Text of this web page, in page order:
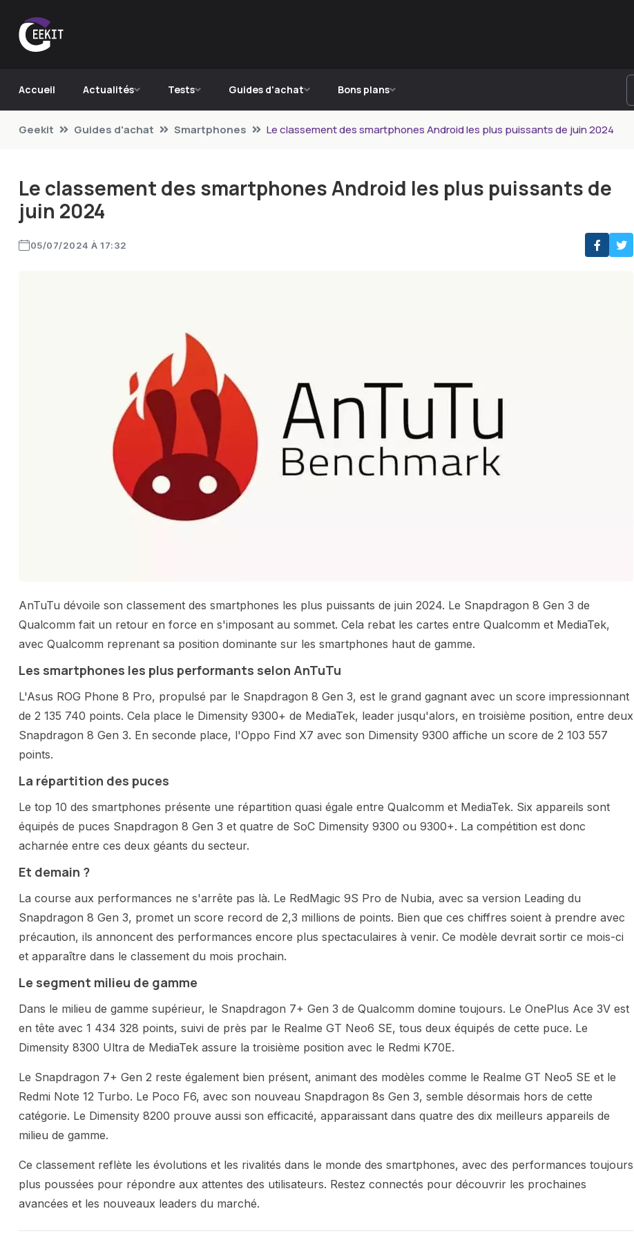
Accueil Actualités Tests Guides d'achat Bons plans
Geekit Guides d'achat Smartphones Le classement des smartphones Android les plus puissants de juin 2024
Le classement des smartphones Android les plus puissants de
juin 2024
05/07/2024 À 17:32
AnTuTu dévoile son classement des smartphones les plus puissants de juin 2024. Le Snapdragon 8 Gen 3 de
Qualcomm fait un retour en force en s'imposant au sommet. Cela rebat les cartes entre Qualcomm et MediaTek,
avec Qualcomm reprenant sa position dominante sur les smartphones haut de gamme.
Les smartphones les plus performants selon AnTuTu
L'Asus ROG Phone 8 Pro, propulsé par le Snapdragon 8 Gen 3, est le grand gagnant avec un score impressionnant
de 2 135 740 points. Cela place le Dimensity 9300+ de MediaTek, leader jusqu'alors, en troisième position, entre deux
Snapdragon 8 Gen 3. En seconde place, l'Oppo Find X7 avec son Dimensity 9300 affiche un score de 2 103 557
points.
La répartition des puces
Le top 10 des smartphones présente une répartition quasi égale entre Qualcomm et MediaTek. Six appareils sont
équipés de puces Snapdragon 8 Gen 3 et quatre de SoC Dimensity 9300 ou 9300+. La compétition est donc
acharnée entre ces deux géants du secteur.
Et demain ?
La course aux performances ne s'arrête pas là. Le RedMagic 9S Pro de Nubia, avec sa version Leading du
Snapdragon 8 Gen 3, promet un score record de 2,3 millions de points. Bien que ces chiffres soient à prendre avec
précaution, ils annoncent des performances encore plus spectaculaires à venir. Ce modèle devrait sortir ce mois-ci
et apparaître dans le classement du mois prochain.
Le segment milieu de gamme
Dans le milieu de gamme supérieur, le Snapdragon 7+ Gen 3 de Qualcomm domine toujours. Le OnePlus Ace 3V est
en tête avec 1 434 328 points, suivi de près par le Realme GT Neo6 SE, tous deux équipés de cette puce. Le
Dimensity 8300 Ultra de MediaTek assure la troisième position avec le Redmi K70E.
Le Snapdragon 7+ Gen 2 reste également bien présent, animant des modèles comme le Realme GT Neo5 SE et le
Redmi Note 12 Turbo. Le Poco F6, avec son nouveau Snapdragon 8s Gen 3, semble désormais hors de cette
catégorie. Le Dimensity 8200 prouve aussi son efficacité, apparaissant dans quatre des dix meilleurs appareils de
milieu de gamme.
Ce classement reflète les évolutions et les rivalités dans le monde des smartphones, avec des performances toujours
plus poussées pour répondre aux attentes des utilisateurs. Restez connectés pour découvrir les prochaines
avancées et les nouveaux leaders du marché.